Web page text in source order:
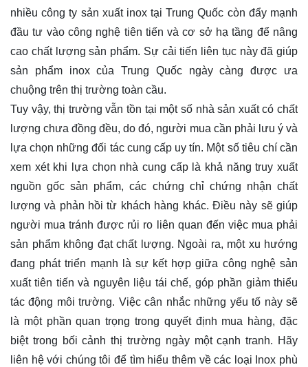
nhiều công ty sản xuất inox tại Trung Quốc còn đẩy mạnh
đầu tư vào công nghệ tiên tiến và cơ sở hạ tầng để nâng
cao chất lượng sản phẩm. Sự cải tiến liên tục này đã giúp
sản phẩm inox của Trung Quốc ngày càng được ưa
chuộng trên thị trường toàn cầu.
Tuy vậy, thị trường vẫn tồn tại một số nhà sản xuất có chất
lượng chưa đồng đều, do đó, người mua cần phải lưu ý và
lựa chọn những đối tác cung cấp uy tín. Một số tiêu chí cần
xem xét khi lựa chọn nhà cung cấp là khả năng truy xuất
nguồn gốc sản phẩm, các chứng chỉ chứng nhận chất
lượng và phản hồi từ khách hàng khác. Điều này sẽ giúp
người mua tránh được rủi ro liên quan đến việc mua phải
sản phẩm không đạt chất lượng. Ngoài ra, một xu hướng
đang phát triển mạnh là sự kết hợp giữa công nghệ sản
xuất tiên tiến và nguyên liệu tái chế, góp phần giảm thiểu
tác động môi trường. Việc cân nhắc những yếu tố này sẽ
là một phần quan trọng trong quyết định mua hàng, đặc
biệt trong bối cảnh thị trường ngày một cạnh tranh. Hãy
liên hệvới chúng tôi để tìm hiểu thêm về các loại Inox phù